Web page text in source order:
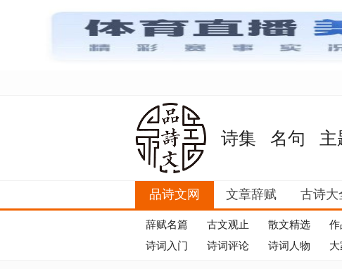
诗集 名句 主
品诗文网 文章辞赋 古诗大
辞赋名篇 古文观止 散文精选 作
诗词入门
诗词评论 诗词人物